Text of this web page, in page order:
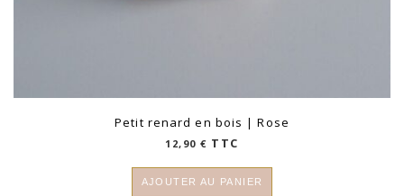
Petit renard en bois | Rose
12,90€ TTC
AJOUTER AU PANIER